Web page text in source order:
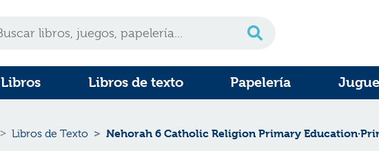
Libros Libros de texto Papelería
Libros de Texto Nehorah 6 Catholic Religion Primary